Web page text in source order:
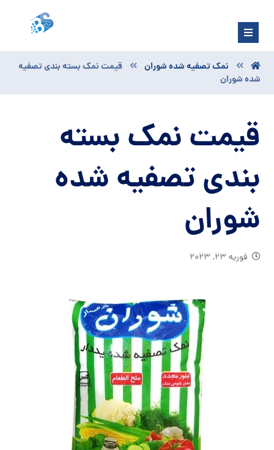
نمک تصفیه شده شوران
قیمت نمک بسته بندی تصفیه
شده شوران
قیمت نمک بسته
بندی تصفیه شده
شوران
فوریه ۲۳, ۲۰۲۳